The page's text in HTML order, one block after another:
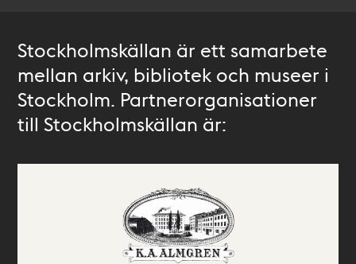
Stockholmskällan är ett samarbete
mellan arkiv, bibliotek och museer i
Stockholm. Partnerorganisationer
till Stockholmskällan är: